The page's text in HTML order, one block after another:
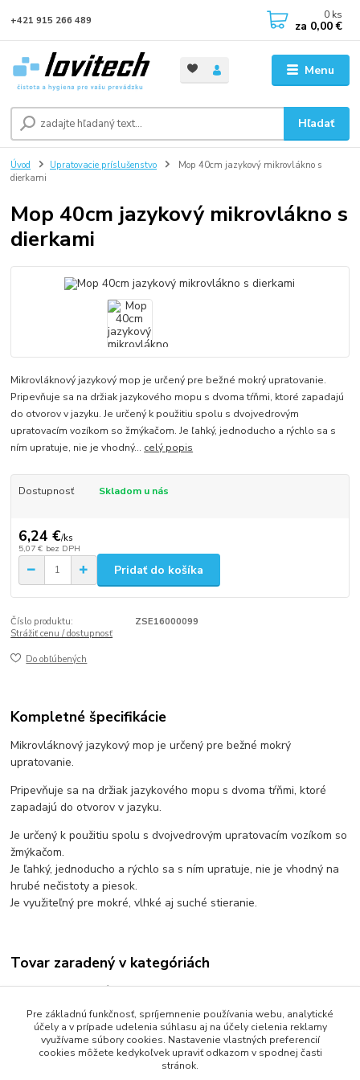
Menu
Hľadať
+421 915 266 489 0 ks
za 0,00 €
Úvod Upratovacie príslušenstvo
Mop 40cm jazykový mikrovlákno s
dierkami
Mop 40cm jazykový mikrovlákno s
dierkami
​Mikrovláknový jazykový mop je určený pre bežné mokrý upratovanie.
Pripevňuje sa na držiak jazykového mopu s dvoma tŕňmi, ktoré zapadajú
do otvorov v jazyku. Je určený k použitiu spolu s dvojvedrovým
upratovacím vozíkom so žmýkačom. Je ľahký, jednoducho a rýchlo sa s
ním upratuje, nie je vhodný... celý popis
Dostupnosť Skladom u nás
6,24 €/ks
5,07 € bez DPH
Pridať do košíka
Číslo produktu:
ZSE16000099
Strážiť cenu / dostupnosť
Do obľúbených
Kompletné špecifikácie
​Mikrovláknový jazykový mop je určený pre bežné mokrý
upratovanie.
Pripevňuje sa na držiak jazykového mopu s dvoma tŕňmi, ktoré
zapadajú do otvorov v jazyku.
Je určený k použitiu spolu s dvojvedrovým upratovacím vozíkom so
žmýkačom.
Je ľahký, jednoducho a rýchlo sa s ním upratuje, nie je vhodný na
hrubé nečistoty a piesok.
Je využiteľný pre mokré, vlhké aj suché stieranie.
Tovar zaradený v kategóriách
Upratovacie príslušenstvo
Mopy
Pre základnú funkčnosť, spríjemnenie používania webu, analytické
účely a v prípade udelenia súhlasu aj na účely cielenia reklamy
využívame súbory cookies. Nastavenie vlastných preferencií
cookies môžete kedykoľvek upraviť odkazom v spodnej časti
stránok.